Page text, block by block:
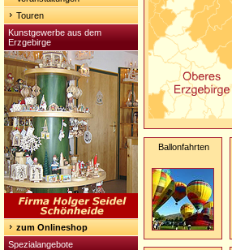
Touren
Kunstgewerbe aus dem
Erzgebirge
zum Onlineshop
Spezialangebote
Ballonfahrten